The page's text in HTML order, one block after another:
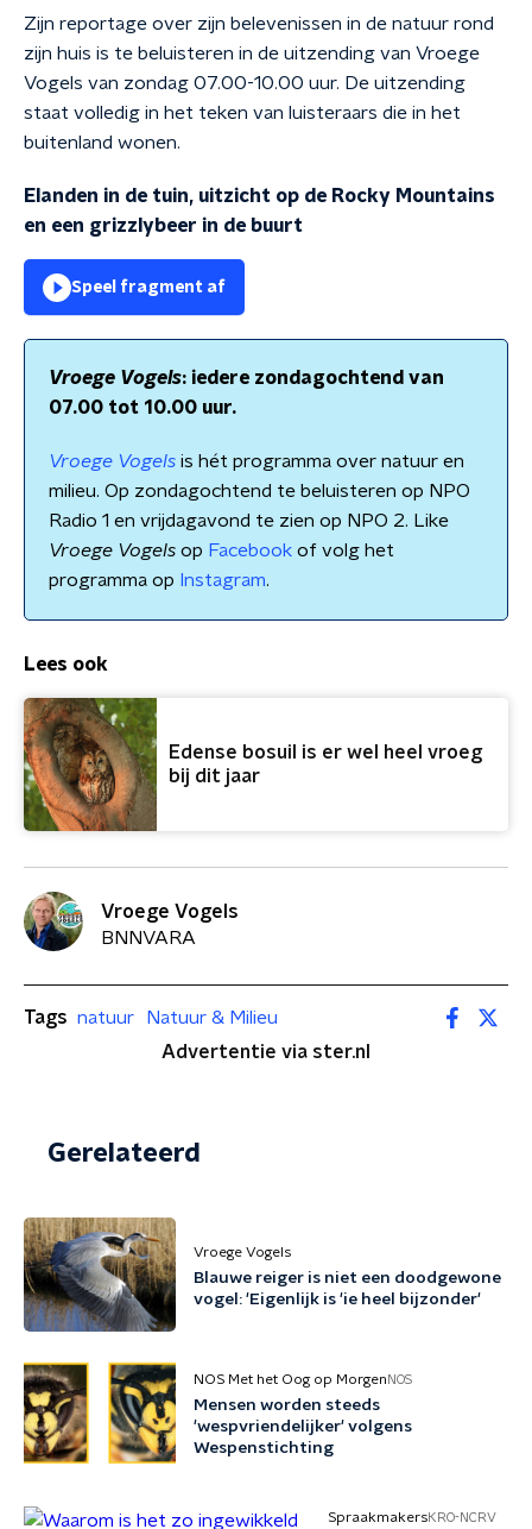
Zijn reportage over zijn belevenissen in de natuur rond
zijn huis is te beluisteren in de uitzending van Vroege
Vogels van zondag 07.00-10.00 uur. De uitzending
staat volledig in het teken van luisteraars die in het
buitenland wonen.
Elanden in de tuin, uitzicht op de Rocky Mountains
en een grizzlybeer in de buurt
Speel fragment af
Vroege Vogels: iedere zondagochtend van
07.00 tot 10.00 uur.
Vroege Vogels is hét programma over natuur en
milieu. Op zondagochtend te beluisteren op NPO
Radio 1 en vrijdagavond te zien op NPO 2. Like
Vroege Vogels op Facebook of volg het
programma op Instagram.
Lees ook
Edense bosuil is er wel heel vroeg
bij dit jaar
Vroege Vogels
BNNVARA
Tags natuur
Natuur & Milieu
Advertentie via ster.nl
Gerelateerd
Vroege Vogels
Blauwe reiger is niet een doodgewone
vogel: 'Eigenlijk is 'ie heel bijzonder'
NOS Met het Oog op Morgen NOS
Mensen worden steeds
'wespvriendelijker' volgens
Wespenstichting
SpraakmakersKRO-NCRV